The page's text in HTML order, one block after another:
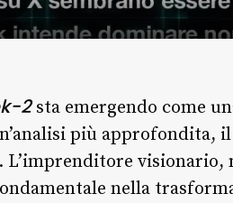
2sta emergendo come
più approfondita,
L’imprenditore
nella